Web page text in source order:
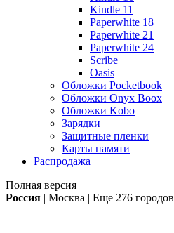
Kindle 11
Paperwhite 18
Paperwhite 21
Paperwhite 24
Scribe
Oasis
Обложки Pocketbook
Обложки Onyx Boox
Обложки Kobo
Зарядки
Защитные пленки
Карты памяти
Распродажа
Полная версия
Россия | Москва | Еще 276 городов